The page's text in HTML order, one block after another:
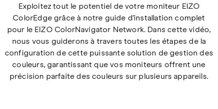
Exploitez tout le potentiel de votre moniteur EIZO
ColorEdge grâce à notre guide d'installation complet
pour le EIZO ColorNavigator Network. Dans cette vidéo,
nous vous guiderons à travers toutes les étapes de la
configuration de cette puissante solution de gestion des
couleurs, garantissant que vos moniteurs offrent une
précision parfaite des couleurs sur plusieurs appareils.